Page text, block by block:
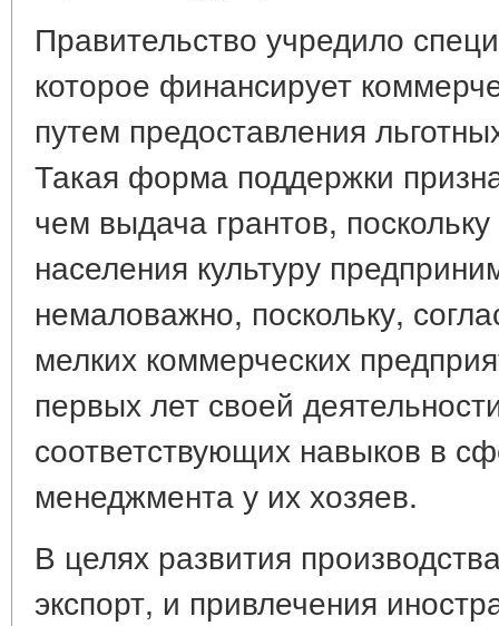
Правительство учредило
которое финансирует
путем предоставления
Такая форма поддержки
чем выдача грантов,
населения культуру
немаловажно, поскольку,
мелких коммерческих
первых лет своей
соответствующих навыков в
менеджмента у их хозяев.
В целях развития
экспорт, и привлечения